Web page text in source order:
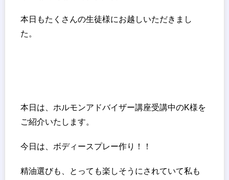
本日もたくさんの生徒様にお越しいただきまし
た。
本日は、ホルモンアドバイザー講座受講中のK様を
ご紹介いたします。
今日は、ボディースプレー作り！！
精油選びも、とっても楽しそうにされていて私も